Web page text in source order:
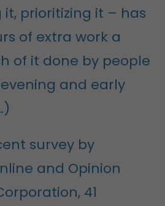
prioritizing it – has
of extra work a
of it done by people
and early
survey by
and Opinion
41